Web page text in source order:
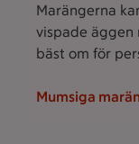
Marängerna
vispade äggen
bäst om för
Mumsiga